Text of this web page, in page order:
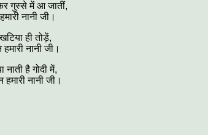
गुस्से में आ जातीं,
नानी जी।
ही तोड़ें,
नानी जी।
नाती है गोदी में,
हमारी नानी जी।